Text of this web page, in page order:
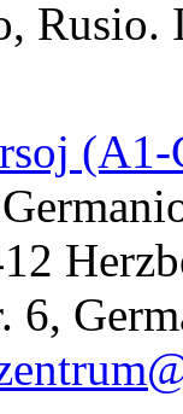
(A1-
6,